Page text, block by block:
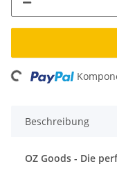
Beschreibung
OZ Goods - Die